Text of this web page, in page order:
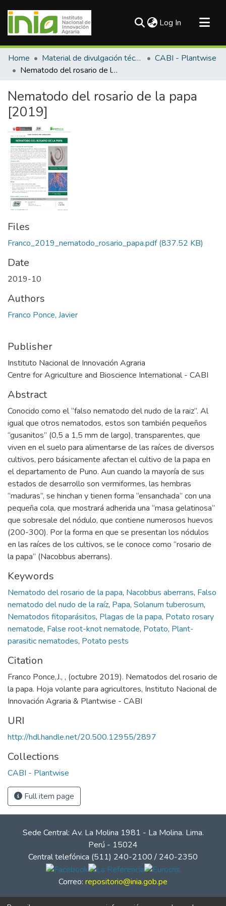
Log In (current)
Communities & Collections
All of DSpace
Home Material de divulgación técnica
CABI - Plantwise
Nematodo del rosario de la papa [2019]
Nematodo del rosario de la papa
[2019]
Files
Franco_2019_nematodo_rosario_papa.pdf(837.52 KB)
Date
2019-10
Authors
Franco Ponce, Javier
Publisher
Instituto Nacional de Innovación Agraria
Centre for Agriculture and Bioscience International - CABI
Abstract
Conocido como el “falso nematodo del nudo de la raiz”. Al
igual que otros nematodos, estos son también pequeños
“gusanitos” (0,5 a 1,5 mm de largo), transparentes, que
viven en el suelo para alimentarse de las raíces de diversos
cultivos, pero básicamente afectan el cultivo de la papa en
el departamento de Puno. Aun cuando la mayoría de sus
estados de desarrollo son vermiformes, las hembras
“maduras”, se hinchan y tienen forma “ensanchada” con una
pequeña cola, que mostrará adherida una “masa gelatinosa”
que sobresale del nódulo, que contiene numerosos huevos
(200-300). Por la forma en que se presentan los nódulos
en las raíces de los cultivos, se le conoce como “rosario de
la papa” (Nacobbus aberrans).
Keywords
Nematodo del rosario de la papa, Nacobbus aberrans, Falso
nematodo del nudo de la raíz, Papa, Solanum tuberosum,
Nematodos fitoparásitos, Plagas de la papa, Potato rosary
nematode, False root-knot nematode, Potato, Plant-
parasitic nematodes, Potato pests
Citation
Franco Ponce,J., , (octubre 2019). Nematodos del rosario de
la papa. Hoja volante para agricultores, Instituto Nacional de
Innovación Agraria & Plantwise - CABI
URI
http://hdl.handle.net/20.500.12955/2897
Collections
CABI - Plantwise
Full item page
Sede Central: Av. La Molina 1981 - La Molina. Lima.
Perú - 15024
Central telefónica (511) 240-2100 / 240-2350
Correo: repositorio@inia.gob.pe